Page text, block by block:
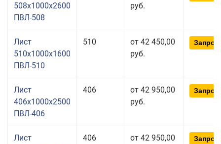
508x1000x2600
ПВЛ-508
руб.
Лист
510x1000x1600
ПВЛ-510
510
от 42 450,00
руб.
Лист
406x1000x2500
ПВЛ-406
406
от 42 950,00
руб.
Лист
406
от 42 950,00